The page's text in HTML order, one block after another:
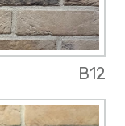
B12